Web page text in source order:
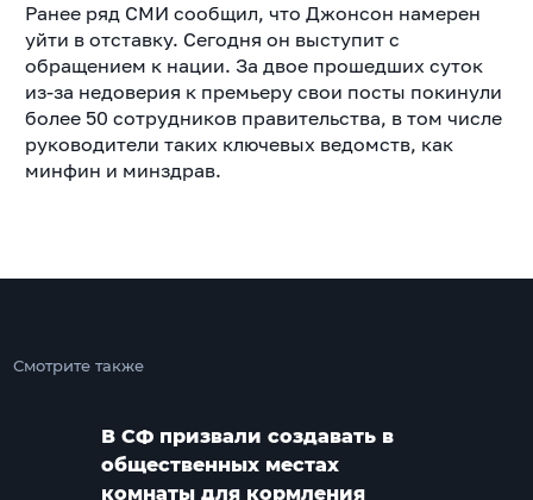
Ранее ряд СМИ сообщил, что Джонсон намерен
уйти в отставку. Сегодня он выступит с
обращением к нации. За двое прошедших суток
из-за недоверия к премьеру свои посты покинули
более 50 сотрудников правительства, в том числе
руководители таких ключевых ведомств, как
минфин и минздрав.
Смотрите также
В СФ призвали создавать в
общественных местах
комнаты для кормления